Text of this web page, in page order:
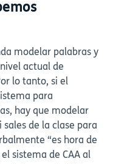
modelar palabras y
actual de
lo tanto, si el
para
hay que modelar
sales de la clase para
“es hora de
sistema de CAA al